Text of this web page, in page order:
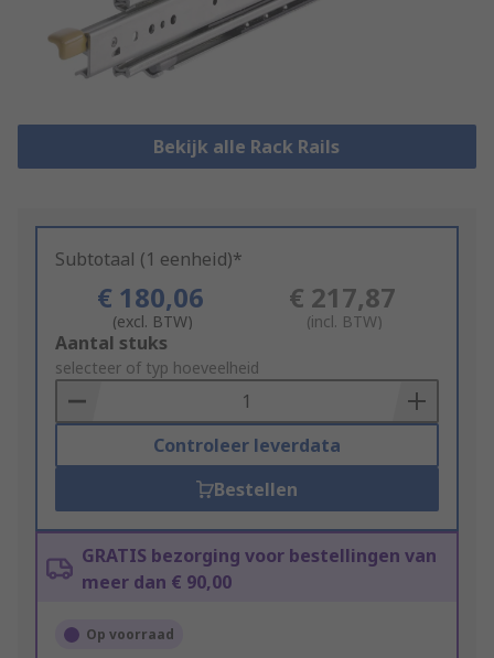
Bekijk alle Rack Rails
Subtotaal (1 eenheid)*
€ 180,06
(excl. BTW)
€ 217,87
(incl. BTW)
Add
to
Basket
Aantal stuks
selecteer of typ hoeveelheid
Controleer leverdata
Bestellen
GRATIS bezorging voor bestellingen van
meer dan € 90,00
Op voorraad